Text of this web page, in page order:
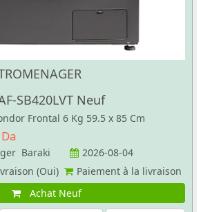
SB420LVT Neuf
Frontal 6 Kg 59.5 x 85 Cm
Baraki
2026-08-04
(Oui)
Paiement à la livraison
Achat Neuf